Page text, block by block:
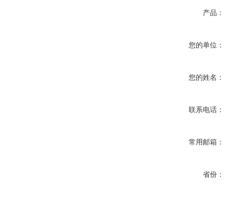
产品：
您的单位：
您的姓名：
联系电话：
常用邮箱：
省份：